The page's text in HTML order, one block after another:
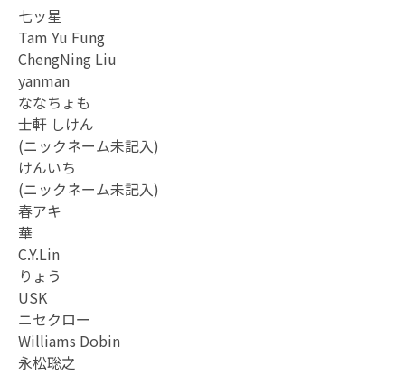
七ッ星
Tam Yu Fung
ChengNing Liu
yanman
ななちょも
士軒 しけん
(ニックネーム未記入)
けんいち
(ニックネーム未記入)
春アキ
華
C.Y.Lin
りょう
USK
ニセクロー
Williams Dobin
永松聡之